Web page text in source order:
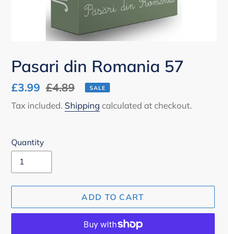
Pasari din Romania 57
Sale
price
£3.99 Regular
price
£4.89 SALE
Tax included. Shipping calculated at checkout.
Quantity
ADD TO CART